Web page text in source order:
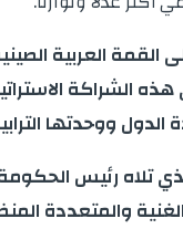
العربية
الشراكة
الدول ووحدتها
تلاه رئيس
والمتعددة